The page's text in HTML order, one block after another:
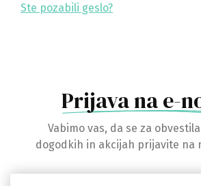
Ste pozabili geslo?
Prijava na e-
Vabimo vas, da se za
dogodkih in akcijah prijavite na